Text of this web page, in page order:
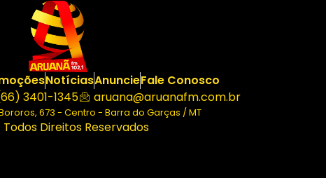
NotíciasAnuncieFale Conosco
3401-1345 aruana@aruanafm.com.br
673 - Centro - Barra do Garças / MT
Todos Direitos Reservados